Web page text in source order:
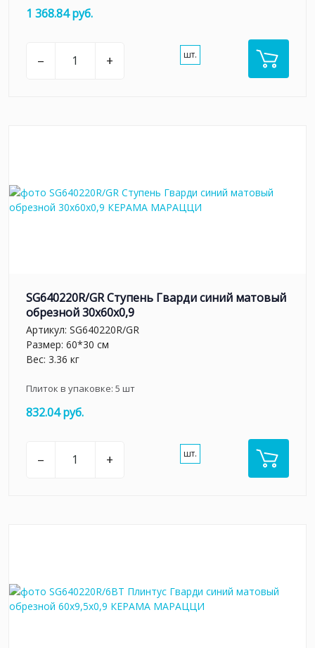
1 368.84 руб.
– + шт.
SG640220R/GR Ступень Гварди синий матовый
обрезной 30x60x0,9
Артикул: SG640220R/GR
Размер: 60*30 см
Вес: 3.36 кг
Плиток в упаковке: 5 шт
832.04 руб.
– + шт.